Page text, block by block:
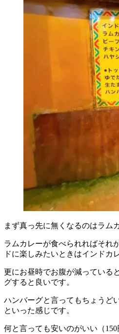
まず真っ先に無くなるのはラム
ラムカレーが食べられればそれ
ドに楽しみたいときはインドカ
更にお昼時でお腹が減っている
グすると良いです。
ハンバーグと言ってもちょうど
といった感じです。
何と言っても安いのがいい（150